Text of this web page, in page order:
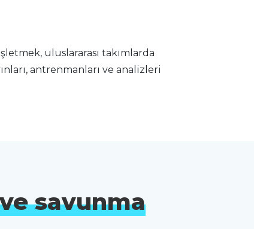
uluslararası takımlarda
antrenmanları ve analizleri
savunma